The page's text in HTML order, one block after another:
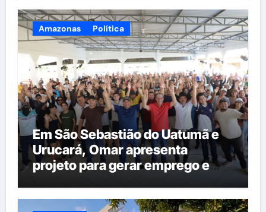
Amazonas Política
Em São Sebastião do Uatumã e
Urucará, Omar apresenta
projeto para gerar emprego e